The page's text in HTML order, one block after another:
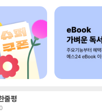
줄평